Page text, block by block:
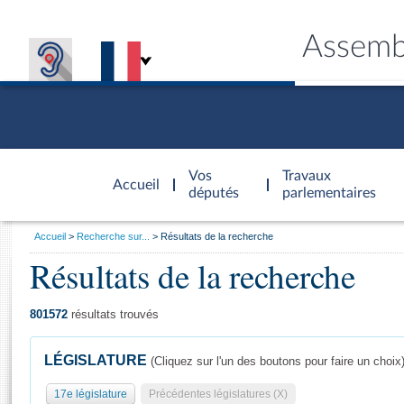
Accueil
d'accueil
Vos
députés
Travaux
parlementaires
Général
Vous
Accueil Recherche sur... Résultats de la recherche
Résultats de la recherche
801572 résultats trouvés
LÉGISLATURE (Cliquez sur l'un des boutons pour faire un choix)
17e législature Précédentes législatures (X)